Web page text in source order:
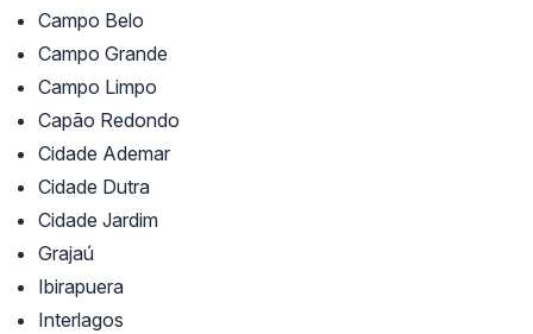
Campo Belo
Campo Grande
Campo Limpo
Capão Redondo
Cidade Ademar
Cidade Dutra
Cidade Jardim
Grajaú
Ibirapuera
Interlagos